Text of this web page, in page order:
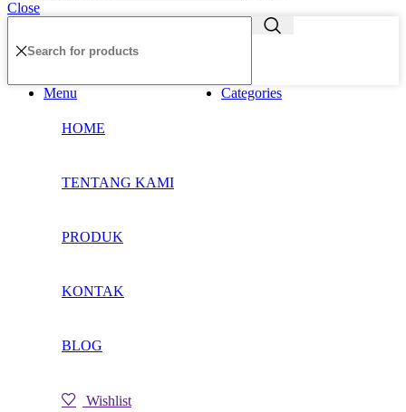
Close
Menu Categories
HOME
TENTANG KAMI
PRODUK
KONTAK
BLOG
Wishlist